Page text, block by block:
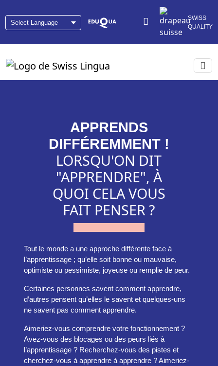
SWISS
QUALITY
APPRENDS
DIFFÉREMMENT !
LORSQU'ON DIT
"APPRENDRE", À
QUOI CELA VOUS
FAIT PENSER ?
Tout le monde a une approche différente face à
l’apprentissage ; qu’elle soit bonne ou mauvaise,
optimiste ou pessimiste, joyeuse ou remplie de peur.
Certaines personnes savent comment apprendre,
d’autres pensent qu’elles le savent et quelques-uns
ne savent pas comment apprendre.
Aimeriez-vous comprendre votre fonctionnement ?
Avez-vous des blocages ou des peurs liés à
l’apprentissage ? Recherchez-vous des pistes et
cherchez-vous à apprendre à apprendre ? Aimeriez-